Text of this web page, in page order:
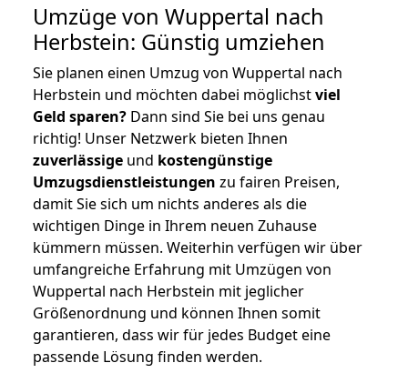
Umzüge von Wuppertal nach
Herbstein: Günstig umziehen
Sie planen einen Umzug von Wuppertal nach
Herbstein und möchten dabei möglichstviel
Geld sparen? Dann sind Sie bei uns genau
richtig! Unser Netzwerk bieten Ihnen
zuverlässige und kostengünstige
Umzugsdienstleistungen zu fairen Preisen,
damit Sie sich um nichts anderes als die
wichtigen Dinge in Ihrem neuen Zuhause
kümmern müssen. Weiterhin verfügen wir über
umfangreiche Erfahrung mit Umzügen von
Wuppertal nach Herbstein mit jeglicher
Größenordnung und können Ihnen somit
garantieren, dass wir für jedes Budget eine
passende Lösung finden werden.